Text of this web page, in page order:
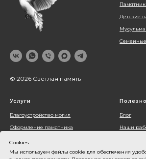
Cookies
Мы используем файлы cookie для обеспечения
© 2026 Светлая память
Детские
Услуги
Благоустройство могил
Оформление памятника
Установка памятника
Блог
Наши
Контакты